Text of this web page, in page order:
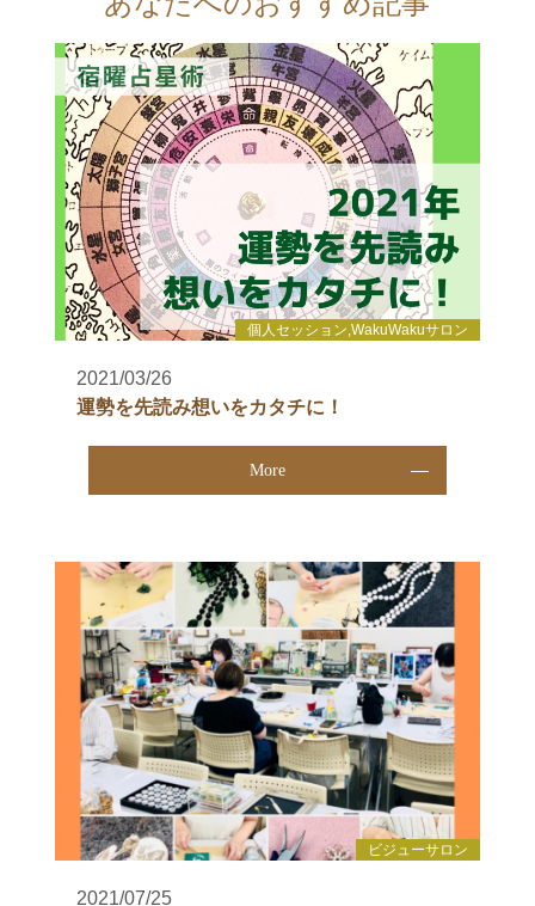
個人セッション,WakuWakuサロン
2021/03/26
運勢を先読み想いをカタチに！
More
ビジューサロン
2021/07/25